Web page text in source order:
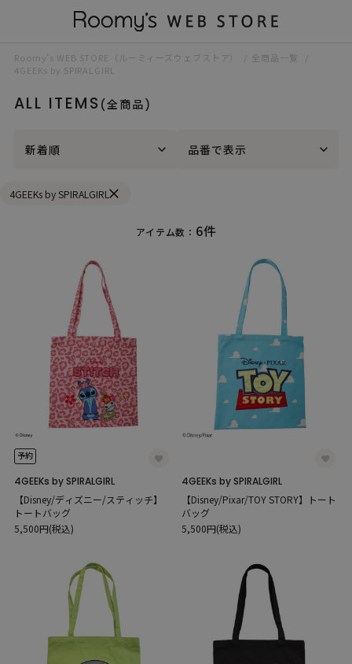
Roomy’s WEB STORE（ルーミィーズウェブストア）
全商品一覧
4GEEKs by SPIRALGIRL
ALL ITEMS (全商品)
新着順 品番で表示
4GEEKs by SPIRALGIRL
アイテム数： 6件
予約
4GEEKs by SPIRALGIRL
【Disney/ディズニー/スティッチ】
トートバッグ
5,500円(税込)
4GEEKs by SPIRALGIRL
【Disney/Pixar/TOY STORY】トート
バッグ
5,500円(税込)